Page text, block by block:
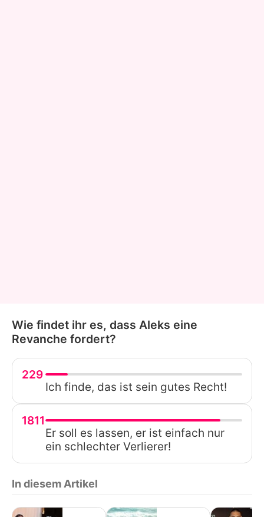
Wie findet ihr es, dass Aleks eine
Revanche fordert?
229
Ich finde, das ist sein gutes Recht!
1811
Er soll es lassen, er ist einfach nur
ein schlechter Verlierer!
In diesem Artikel